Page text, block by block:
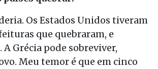
Os Estados Unidos tiveram
que quebraram, e
Grécia pode sobreviver,
Meu temor é que em cinco